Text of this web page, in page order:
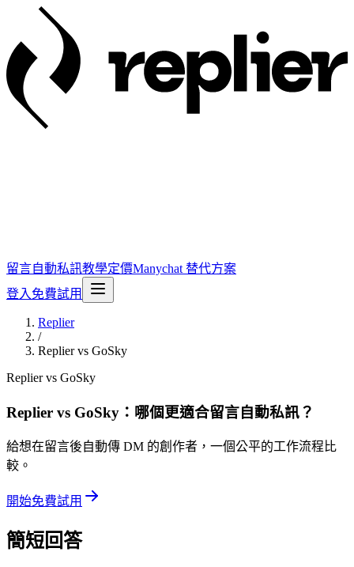
留言自動私訊教學定價Manychat 替代方案
登入 免費試用
Replier
/
Replier vs GoSky
Replier vs GoSky
Replier vs GoSky：哪個更適合留言自動私訊？
給想在留言後自動傳 DM 的創作者，一個公平的工作流程比
較。
開始免費試用
簡短回答